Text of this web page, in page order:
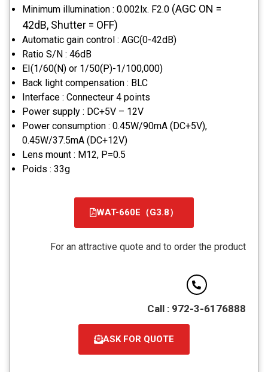
Minimum illumination : 0.002lx. F2.0 (AGC ON =
42dB, Shutter = OFF)
Automatic gain control : AGC(0-42dB)
Ratio S/N : 46dB
EI(1/60(N) or 1/50(P)-1/100,000)
Back light compensation : BLC
Interface : Connecteur 4 points
Power supply : DC+5V – 12V
Power consumption : 0.45W/90mA (DC+5V),
0.45W/37.5mA (DC+12V)
Lens mount : M12, P=0.5
Poids : 33g
WAT-660E（G3.8）
קובץ
PDF
For an attractive quote and to order the product
Call : 972-3-6176888
ASK FOR QUOTE